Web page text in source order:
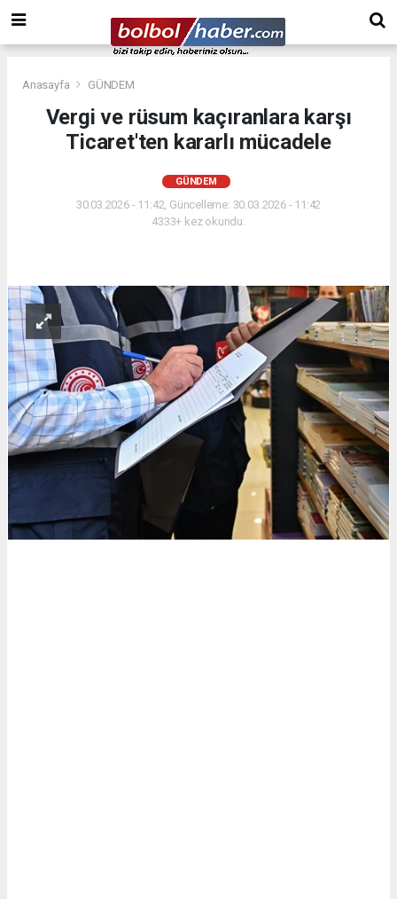
Anasayfa GÜNDEM
Vergi ve rüsum kaçıranlara karşı
Ticaret'ten kararlı mücadele
GÜNDEM
30.03.2026 - 11:42, Güncelleme: 30.03.2026 - 11:42
4333+ kez okundu.